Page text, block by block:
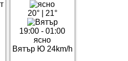
20°| 21°
19:00 - 01:00
ясно
Вятър Ю 24km/h